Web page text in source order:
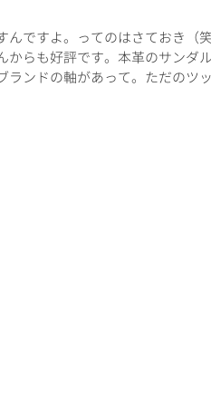
ですよ。ってのはさておき（
らも好評です。本革のサンダ
ンドの軸があって。ただのツ